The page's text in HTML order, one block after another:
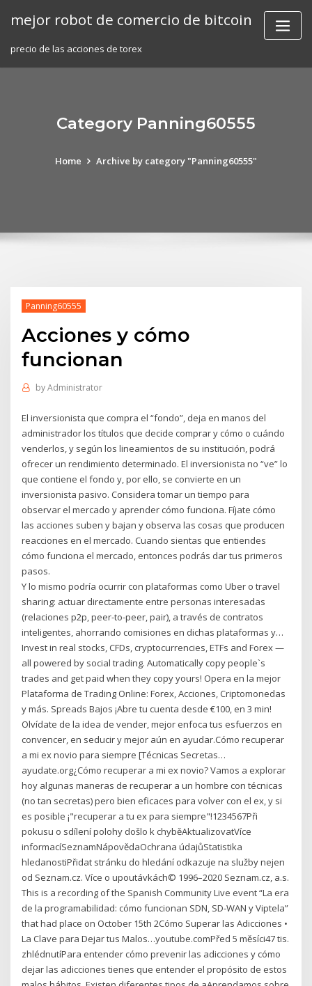
mejor robot de comercio de bitcoin
precio de las acciones de torex
Category Panning60555
Home Archive by category "Panning60555"
Panning60555
Acciones y cómo
funcionan
byAdministrator
El inversionista que compra el “fondo”, deja en manos del
administrador los títulos que decide comprar y cómo o cuándo
venderlos, y según los lineamientos de su institución, podrá
ofrecer un rendimiento determinado. El inversionista no “ve” lo
que contiene el fondo y, por ello, se convierte en un
inversionista pasivo. Considera tomar un tiempo para
observar el mercado y aprender cómo funciona. Fíjate cómo
las acciones suben y bajan y observa las cosas que producen
reacciones en el mercado. Cuando sientas que entiendes
cómo funciona el mercado, entonces podrás dar tus primeros
pasos.
Y lo mismo podría ocurrir con plataformas como Uber o travel
sharing: actuar directamente entre personas interesadas
(relaciones p2p, peer-to-peer, pair), a través de contratos
inteligentes, ahorrando comisiones en dichas plataformas y…
Invest in real stocks, CFDs, cryptocurrencies, ETFs and Forex —
all powered by social trading. Automatically copy people`s
trades and get paid when they copy yours! Opera en la mejor
Plataforma de Trading Online: Forex, Acciones, Criptomonedas
y más. Spreads Bajos ¡Abre tu cuenta desde €100, en 3 min!
Olvídate de la idea de vender, mejor enfoca tus esfuerzos en
convencer, en seducir y mejor aún en ayudar.Cómo recuperar
a mi ex novio para siempre [Técnicas Secretas…
ayudate.org¿Cómo recuperar a mi ex novio? Vamos a explorar
hoy algunas maneras de recuperar a un hombre con técnicas
(no tan secretas) pero bien eficaces para volver con el ex, y si
es posible ¡"recuperar a tu ex para siempre"!1234567Při
pokusu o sdílení polohy došlo k chyběAktualizovatVíce
informacíSeznamNápovědaOchrana údajůStatistika
hledanostiPřidat stránku do hledání odkazuje na služby nejen
od Seznam.cz. Více o upoutávkách© 1996–2020 Seznam.cz, a.s.
This is a recording of the Spanish Community Live event “La era
de la programabilidad: cómo funcionan SDN, SD-WAN y Viptela”
that had place on October 15th 2Cómo Superar las Adicciones •
La Clave para Dejar tus Malos…youtube.comPřed 5 měsíci47 tis.
zhlédnutíPara entender cómo prevenir las adicciones y cómo
dejar las adicciones tienes que entender el propósito de estos